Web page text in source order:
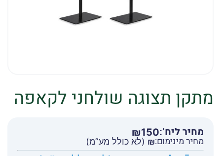
מתקן תצוגה שולחני לקאפה
מחיר ליח’: ₪150
מחיר מינימום:₪ (לא כולל מע”מ)